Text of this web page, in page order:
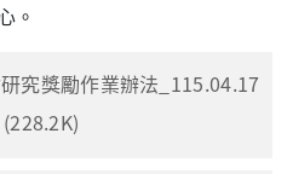
。
究獎勵作業辦法_115.04.17